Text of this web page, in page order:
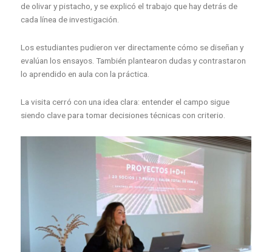
de olivar y pistacho, y se explicó el trabajo que hay detrás de
cada línea de investigación.
Los estudiantes pudieron ver directamente cómo se diseñan y
evalúan los ensayos. También plantearon dudas y contrastaron
lo aprendido en aula con la práctica.
La visita cerró con una idea clara: entender el campo sigue
siendo clave para tomar decisiones técnicas con criterio.